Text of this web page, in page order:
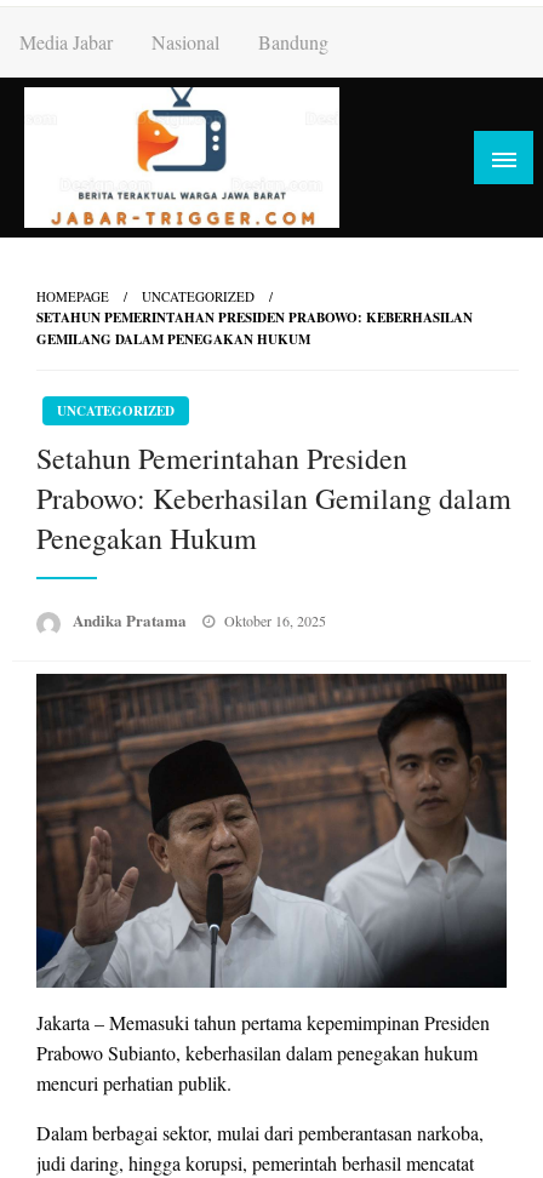
content
Media Jabar Nasional Bandung
HOMEPAGE UNCATEGORIZED
SETAHUN PEMERINTAHAN PRESIDEN PRABOWO: KEBERHASILAN
GEMILANG DALAM PENEGAKAN HUKUM
UNCATEGORIZED
Setahun Pemerintahan Presiden
Prabowo: Keberhasilan Gemilang dalam
Penegakan Hukum
Andika Pratama
Posted
Oktober 16, 2025
Jakarta – Memasuki tahun pertama kepemimpinan Presiden
Prabowo Subianto, keberhasilan dalam penegakan hukum
mencuri perhatian publik.
Dalam berbagai sektor, mulai dari pemberantasan narkoba,
judi daring, hingga korupsi, pemerintah berhasil mencatat